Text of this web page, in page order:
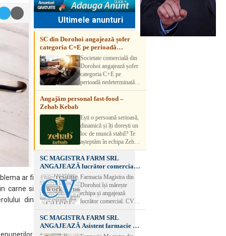
ar fi
carne si
din
Ultimele anunturi
SC din Dorohoi angajează șofer
categoria C+E pe perioadă
nedeterminatăSocietate comercială din
Dorohoi angajează șofer
categoria C+E pe
perioadă nedeterminată.
Candidatul trebuie să
aibă experiență și atestat
detalii, vă rog să sunați la
numărul de telefon.
Angajăm personal fast-food –
Zehab Kebab
Ești o persoană serioasă,
dinamică și îți dorești un
loc de muncă stabil? Te
așteptăm în echipa Zehab
Kebab! Posturi
disponibile: -
SHAORMAR AJUTOR
BUCATAR 2/posturi -
LUCRATOR
COMERCIAL
VANZATOR /2 posturi
muncă Program flexibil
Salariu motivant, în
funcție de experienț
SC MAGISTRA FARM SRL
ANGAJEAZĂ lucrător comercial –
DOROHOI
Farmacia Magistra din
Dorohoi își mărește
echipa și angajează
lucrător comercial. CV-
urile se pot depune: * la
sediul Farmaciei
Magistra – Bulevardul
Victoriei nr. 23, Dorohoi
SC MAGISTRA FARM SRL
ANGAJEAZĂ Asistent farmacie –
DOROHOI